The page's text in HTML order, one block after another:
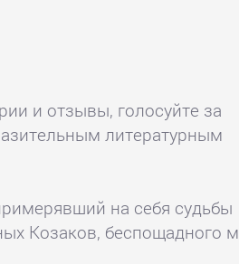
и отзывы, голосуйте за
литературным
на себя судьбы
Козаков, беспощадного